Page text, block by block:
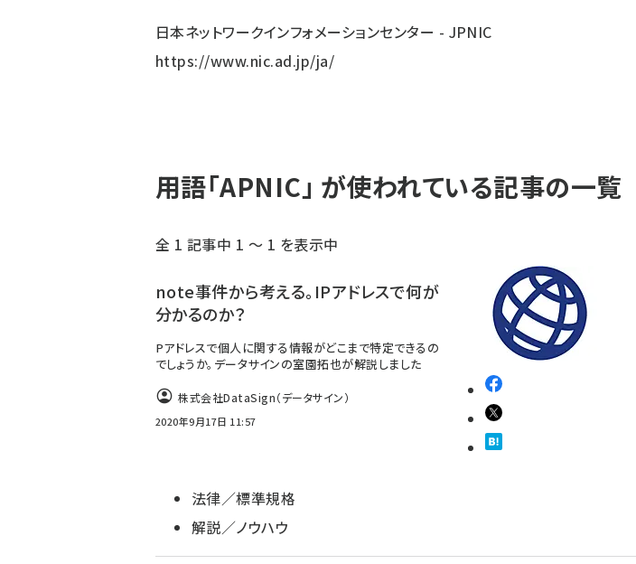
日本ネットワークインフォメーションセンター - JPNIC
https://www.nic.ad.jp/ja/
用語「APNIC」 が使われている記事の一覧
全 1 記事中 1 ～ 1 を表示中
note事件から考える。IPアドレスで何が
分かるのか？
Pアドレスで個人に関する情報がどこまで特定できるの
でしょうか。データサインの室園拓也が解説しました
株式会社DataSign（データサイン）
2020年9月17日 11:57
法律／標準規格
解説／ノウハウ